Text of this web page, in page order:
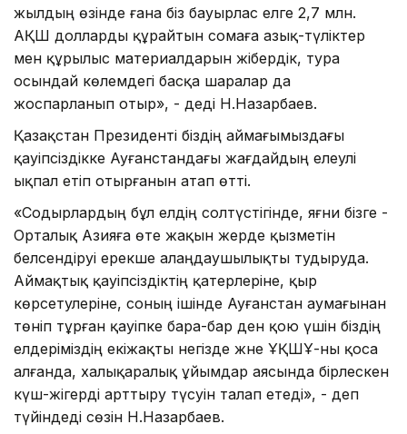
жылдың өзінде ғана біз бауырлас елге 2,7 млн.
АҚШ долларды құрайтын сомаға азық-түліктер
мен құрылыс материалдарын жібердік, тура
осындай көлемдегі басқа шаралар да
жоспарланып отыр», - деді Н.Назарбаев.
Қазақстан Президенті біздің аймағымыздағы
қауіпсіздікке Ауғанстандағы жағдайдың елеулі
ықпал етіп отырғанын атап өтті.
«Содырлардың бұл елдің солтүстігінде, яғни бізге -
Орталық Азияға өте жақын жерде қызметін
белсендіруі ерекше алаңдаушылықты тудыруда.
Аймақтық қауіпсіздіктің қатерлеріне, қыр
көрсетулеріне, соның ішінде Ауғанстан аумағынан
төніп тұрған қауіпке бара-бар ден қою үшін біздің
елдеріміздің екіжақты негізде және ҰҚШҰ-ны қоса
алғанда, халықаралық ұйымдар аясында бірлескен
күш-жігерді арттыру түсуін талап етеді», - деп
түйіндеді сөзін Н.Назарбаев.